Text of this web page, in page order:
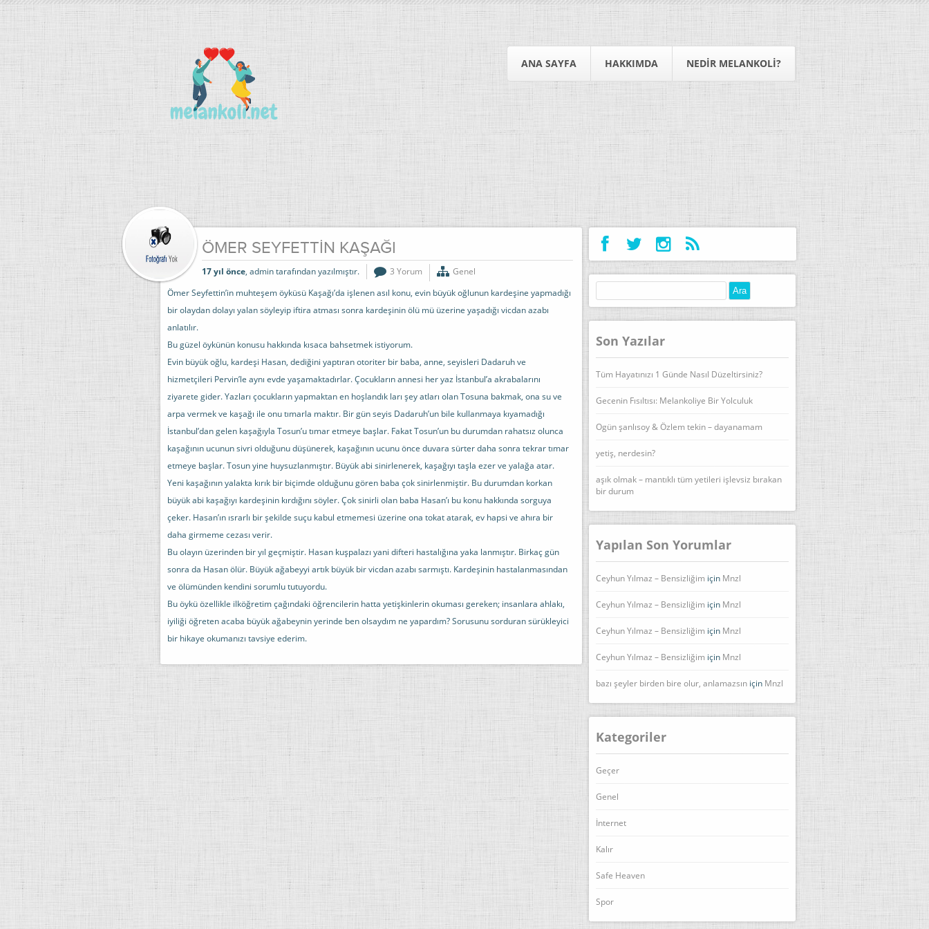
ANA SAYFA HAKKIMDA NEDIR MELANKOLI?
ÖMER SEYFETTİN KAŞAĞI
17 yıl önce, admin tarafından yazılmıştır. 3 Yorum
Genel
Ömer Seyfettin’in muhteşem öyküsü Kaşağı’da işlenen asıl konu, evin büyük oğlunun kardeşine yapmadığı
bir olaydan dolayı yalan söyleyip iftira atması sonra kardeşinin ölü mü üzerine yaşadığı vicdan azabı
anlatılır.
Bu güzel öykünün konusu hakkında kısaca bahsetmek istiyorum.
Evin büyük oğlu, kardeşi Hasan, dediğini yaptıran otoriter bir baba, anne, seyisleri Dadaruh ve
hizmetçileri Pervin’le aynı evde yaşamaktadırlar. Çocukların annesi her yaz İstanbul’a akrabalarını
ziyarete gider. Yazları çocukların yapmaktan en hoşlandık ları şey atları olan Tosuna bakmak, ona su ve
arpa vermek ve kaşağı ile onu tımarla maktır. Bir gün seyis Dadaruh’un bile kullanmaya kıyamadığı
İstanbul’dan gelen kaşağıyla Tosun’u tımar etmeye başlar. Fakat Tosun’un bu durumdan rahatsız olunca
kaşağının ucunun sivri olduğunu düşünerek, kaşağının ucunu önce duvara sürter daha sonra tekrar tımar
etmeye başlar. Tosun yine huysuzlanmıştır. Büyük abi sinirlenerek, kaşağıyı taşla ezer ve yalağa atar.
Yeni kaşağının yalakta kırık bir biçimde olduğunu gören baba çok sinirlenmiştir. Bu durumdan korkan
büyük abi kaşağıyı kardeşinin kırdığını söyler. Çok sinirli olan baba Hasan’ı bu konu hakkında sorguya
çeker. Hasan’ın ısrarlı bir şekilde suçu kabul etmemesi üzerine ona tokat atarak, ev hapsi ve ahıra bir
daha girmeme cezası verir.
Bu olayın üzerinden bir yıl geçmiştir. Hasan kuşpalazı yani difteri hastalığına yaka lanmıştır. Birkaç gün
sonra da Hasan ölür. Büyük ağabeyyi artık büyük bir vicdan azabı sarmıştı. Kardeşinin hastalanmasından
ve ölümünden kendini sorumlu tutuyordu.
Bu öykü özellikle ilköğretim çağındaki öğrencilerin hatta yetişkinlerin okuması gereken; insanlara ahlakı,
iyiliği öğreten acaba büyük ağabeynin yerinde ben olsaydım ne yapardım? Sorusunu sorduran sürükleyici
bir hikaye okumanızı tavsiye ederim.
Arama:
Son Yazılar
Tüm Hayatınızı 1 Günde Nasıl Düzeltirsiniz?
Gecenin Fısıltısı: Melankoliye Bir Yolculuk
Ogün şanlısoy & Özlem tekin – dayanamam
yetiş, nerdesin?
aşık olmak – mantıklı tüm yetileri işlevsiz bırakan
bir durum
Yapılan Son Yorumlar
Ceyhun Yılmaz – Bensizliğim için Mnzl
Ceyhun Yılmaz – Bensizliğim için Mnzl
Ceyhun Yılmaz – Bensizliğim için Mnzl
Ceyhun Yılmaz – Bensizliğim için Mnzl
bazı şeyler birden bire olur, anlamazsın için Mnzl
Kategoriler
Geçer
Genel
İnternet
Kalır
Safe Heaven
Spor